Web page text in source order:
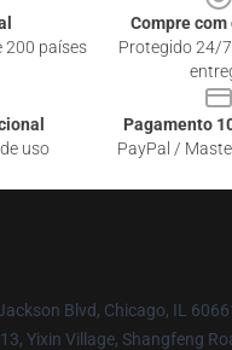
200 países
Compre
Protegido 24/
uso
Pagamento
PayPal /
Blvd, Chicago, IL
Yixin Village, Shangfeng